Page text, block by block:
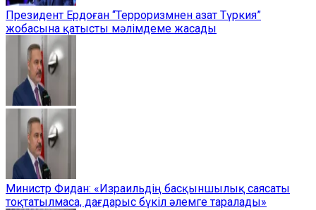
Президент Ердоған “Терроризмнен азат Түркия”
жобасына қатысты мәлімдеме жасады
Министр Фидан: «Израильдің басқыншылық саясаты
тоқтатылмаса, дағдарыс бүкіл әлемге таралады»